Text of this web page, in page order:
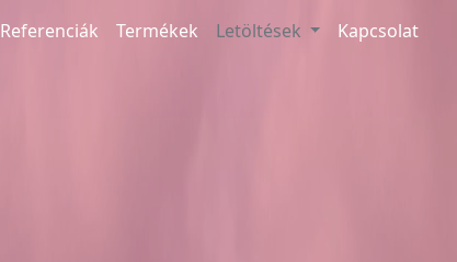
Referenciák Termékek Letöltések Kapcsolat